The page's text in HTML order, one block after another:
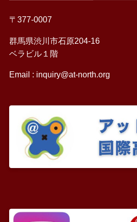
〒377-0007
群馬県渋川市石原204-16
ベラビル１階
Email : inquiry@at-north.org